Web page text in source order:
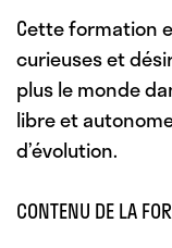
Cette formation
curieuses et
plus le monde
libre et
d’évolution.
CONTENU DE LA